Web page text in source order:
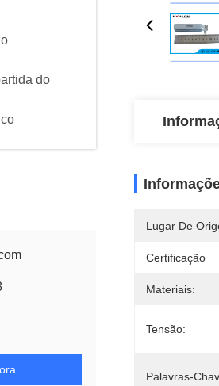
do
Lugar De
Certificação
Materiais:
Tensão:
Palavras-